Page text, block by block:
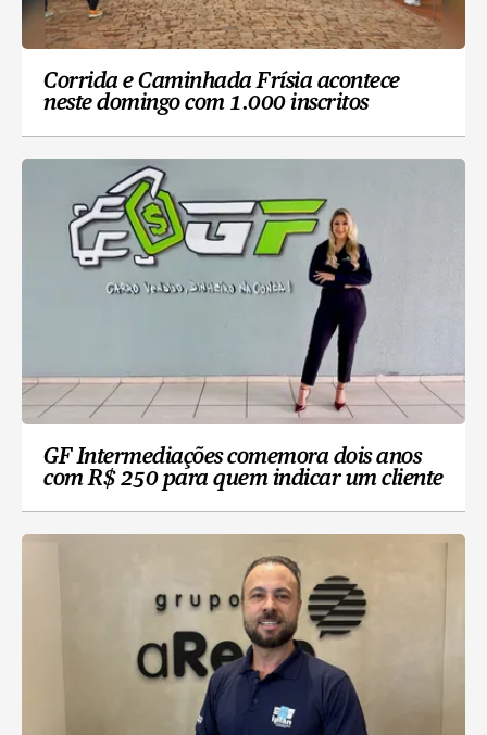
Corrida e Caminhada Frísia acontece
neste domingo com 1.000 inscritos
GF Intermediações comemora dois anos
com R$ 250 para quem indicar um cliente